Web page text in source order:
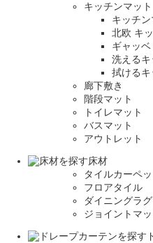
キッチンマット
キッチ
北欧 キ
ギャッ
洗えるキ
拭けるキ
廊下敷き
階段マット
トイレマット
バスマット
アウトレット
床材
タイルカーペッ
フロアタイル
ダイニングラ
ジョイントマ